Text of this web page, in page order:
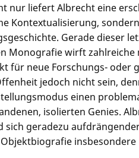
nur liefert Albrecht eine
Kontextualisierung,
Gerade dieser
Monografie wirft zahlreiche
für neue Forschungs- oder
jedoch nicht sein,
einen
isolierten Genies.
sich geradezu